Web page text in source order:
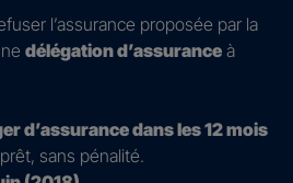
l’assurance proposée par la
délégation d’assurance à
d’assurance dans les 12 mois
sans pénalité.